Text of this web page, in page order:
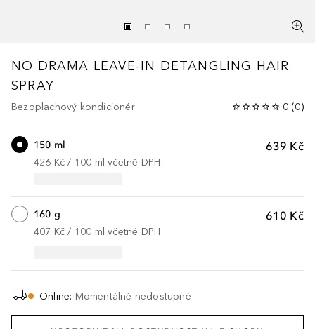
NO DRAMA LEAVE-IN DETANGLING HAIR
SPRAY
Bezoplachový kondicionér 0 (0)
639 Kč
150 ml
426 Kč / 100 ml včetně DPH
610 Kč
160 g
407 Kč / 100 ml včetně DPH
Online: Momentálně nedostupné